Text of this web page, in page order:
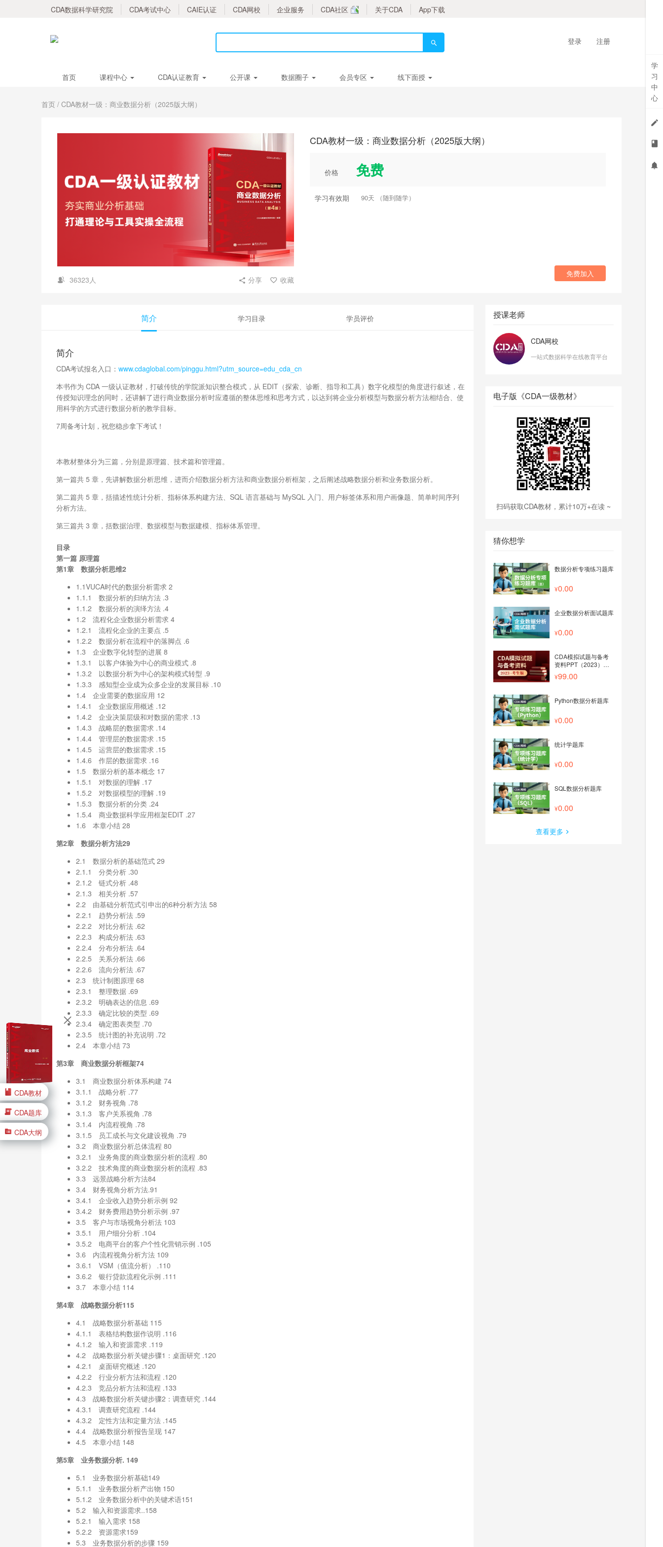
CDA数据科学研究院 CDA考试中心 CAIE认证 CDA网校 企业服务 CDA社区 关于CDA App下载
登录 注册
首页 课程中心 CDA认证教育 公开课 数据圈子 会员专区 线下面授
首页 / CDA教材一级：商业数据分析（2025版大纲）
36323人 分享 收藏
CDA教材一级：商业数据分析（2025版大纲）
价格 免费
学习有效期 90天 （随到随学）
免费加入
简介 学习目录 学员评价
简介
CDA考试报名入口： www.cdaglobal.com/pinggu.html?utm_source=edu_cda_cn
本书作为 CDA 一级认证教材，打破传统的学院派知识整合模式，从 EDIT（探索、诊断、指导和工具）数字化模型的角度进行叙述，在
传授知识理念的同时，还讲解了进行商业数据分析时应遵循的整体思维和思考方式，以达到将企业分析模型与数据分析方法相结合、使
用科学的方式进行数据分析的教学目标。
7周备考计划，祝您稳步拿下考试！
本教材整体分为三篇，分别是原理篇、技术篇和管理篇。
第一篇共 5 章，先讲解数据分析思维，进而介绍数据分析方法和商业数据分析框架，之后阐述战略数据分析和业务数据分析。
第二篇共 5 章，括描述性统计分析、指标体系构建方法、SQL 语言基础与 MySQL 入门、用户标签体系和用户画像题、简单时间序列
分析方法。
第三篇共 3 章，括数据治理、数据模型与数据建模、指标体系管理。
目录
第一篇 原理篇
第1章 数据分析思维2
1.1VUCA时代的数据分析需求 2
1.1.1 数据分析的归纳方法 .3
1.1.2 数据分析的演绎方法 .4
1.2 流程化企业数据分析需求 4
1.2.1 流程化企业的主要点 .5
1.2.2 数据分析在流程中的落脚点 .6
1.3 企业数字化转型的进展 8
1.3.1 以客户体验为中心的商业模式 .8
1.3.2 以数据分析为中心的架构模式转型 .9
1.3.3 感知型企业成为众多企业的发展目标 .10
1.4 企业需要的数据应用 12
1.4.1 企业数据应用概述 .12
1.4.2 企业决策层级和对数据的需求 .13
1.4.3 战略层的数据需求 .14
1.4.4 管理层的数据需求 .15
1.4.5 运营层的数据需求 .15
1.4.6 作层的数据需求 .16
1.5 数据分析的基本概念 17
1.5.1 对数据的理解 .17
1.5.2 对数据模型的理解 .19
1.5.3 数据分析的分类 .24
1.5.4 商业数据科学应用框架EDIT .27
1.6 本章小结 28
第2章 数据分析方法29
2.1 数据分析的基础范式 29
2.1.1 分类分析 .30
2.1.2 链式分析 .48
2.1.3 相关分析 .57
2.2 由基础分析范式引申出的6种分析方法 58
2.2.1 趋势分析法 .59
2.2.2 对比分析法 .62
2.2.3 构成分析法 .63
2.2.4 分布分析法 .64
2.2.5 关系分析法 .66
2.2.6 流向分析法 .67
2.3 统计制图原理 68
2.3.1 整理数据 .69
2.3.2 明确表达的信息 .69
2.3.3 确定比较的类型 .69
2.3.4 确定图表类型 .70
2.3.5 统计图的补充说明 .72
2.4 本章小结 73
第3章 商业数据分析框架74
3.1 商业数据分析体系构建 74
3.1.1 战略分析 .77
3.1.2 财务视角 .78
3.1.3 客户关系视角 .78
3.1.4 内流程视角 .78
3.1.5 员工成长与文化建设视角 .79
3.2 商业数据分析总体流程 80
3.2.1 业务角度的商业数据分析的流程 .80
3.2.2 技术角度的商业数据分析的流程 .83
3.3 远景战略分析方法84
3.4 财务视角分析方法.91
3.4.1 企业收入趋势分析示例 92
3.4.2 财务费用趋势分析示例 .97
3.5 客户与市场视角分析法 103
3.5.1 用户细分分析 .104
3.5.2 电商平台的客户个性化营销示例 .105
3.6 内流程视角分析方法 109
3.6.1 VSM（值流分析） .110
3.6.2 银行贷款流程化示例 .111
3.7 本章小结 114
第4章 战略数据分析115
4.1 战略数据分析基础 115
4.1.1 表格结构数据作说明 .116
4.1.2 输入和资源需求 .119
4.2 战略数据分析关键步骤1：桌面研究 .120
4.2.1 桌面研究概述 .120
4.2.2 行业分析方法和流程 .120
4.2.3 竞品分析方法和流程 .133
4.3 战略数据分析关键步骤2：调查研究 .144
4.3.1 调查研究流程 .144
4.3.2 定性方法和定量方法 .145
4.4 战略数据分析报告呈现 147
4.5 本章小结 148
第5章 业务数据分析. 149
5.1 业务数据分析基础149
5.1.1 业务数据分析产出物 150
5.1.2 业务数据分析中的关键术语151
5.2 输入和资源需求..158
5.2.1 输入需求 158
5.2.2 资源需求159
5.3 业务数据分析的步骤 159
授课老师
CDA网校
一站式数据科学在线教育平台
电子版《CDA一级教材》
扫码获取CDA教材，累计10万+在读 ~
猜你想学
数据分析专项练习题库
0.00
企业数据分析面试题库
0.00
CDA模拟试题与备考
资料PPT（2023）
——考生版
99.00
Python数据分析题库
0.00
统计学题库
0.00
SQL数据分析题库
0.00
查看更多
学
习
中
心
CDA教材
CDA题库
CDA大纲